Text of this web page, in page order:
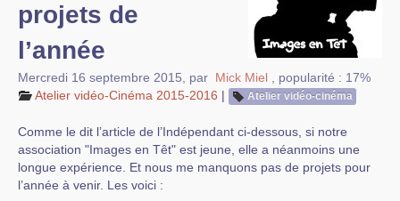
projets de
l’année
Mercredi 16 septembre 2015 par Mick Miel
popularité : 17%
Atelier vidéo-Cinéma 2015-2016 | Atelier vidéo-cinéma
Comme le dit l’article de l’Indépendant ci-dessous, si notre
association "Images en Têt" est jeune, elle a néanmoins une
longue expérience. Et nous me manquons pas de projets pour
l’année à venir. Les voici :